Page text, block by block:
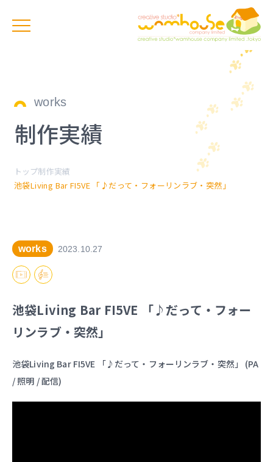
works
制作実績
トップ制作実績
池袋Living Bar FI5VE 「♪だって・フォーリンラブ・突然」
works 2023.10.27
池袋Living Bar FI5VE 「♪だって・フォー
リンラブ・突然」
池袋Living Bar FI5VE 「♪だって・フォーリンラブ・突然」 (PA
/ 照明 / 配信)